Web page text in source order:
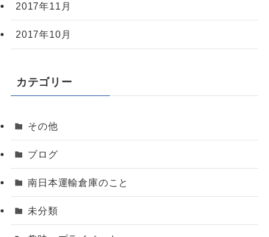
2017年11月
2017年10月
カテゴリー
その他
ブログ
南日本運輸倉庫のこと
未分類